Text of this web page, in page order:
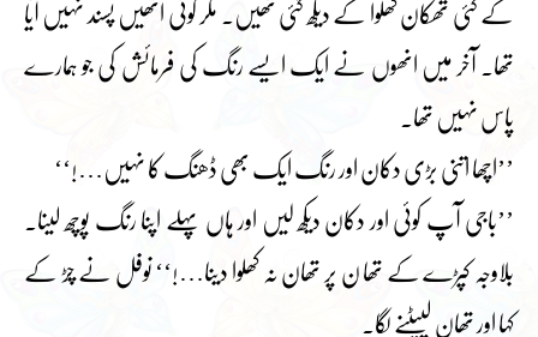
کے کئی تھکان کھلوا کے دیکھ گئی تھیں۔ مگر کوئی انھیں پسند نہیں آیا
تھا۔ آخر میں انھوں نے ایک ایسے رنگ کی فرمائش کی جو ہمارے
پاس نہیں تھا۔
’’اچھا اتنی بڑی دکان اور رنگ ایک بھی ڈھنگ کا نہیں…!‘‘
’’باجی آپ کوئی اور دکان دیکھ لیں اور ہاں پہلے اپنا رنگ پوچھ لینا۔
بلاوجہ کپڑے کے تھا ن پر تھان نہ کھلوا دینا…!‘‘ نوفل نے چڑ کے
کہا اور تھان لپیٹنے لگا۔